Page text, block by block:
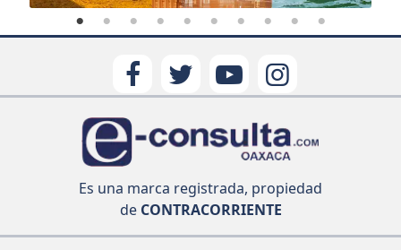
Es una marca registrada, propiedad
deCONTRACORRIENTE